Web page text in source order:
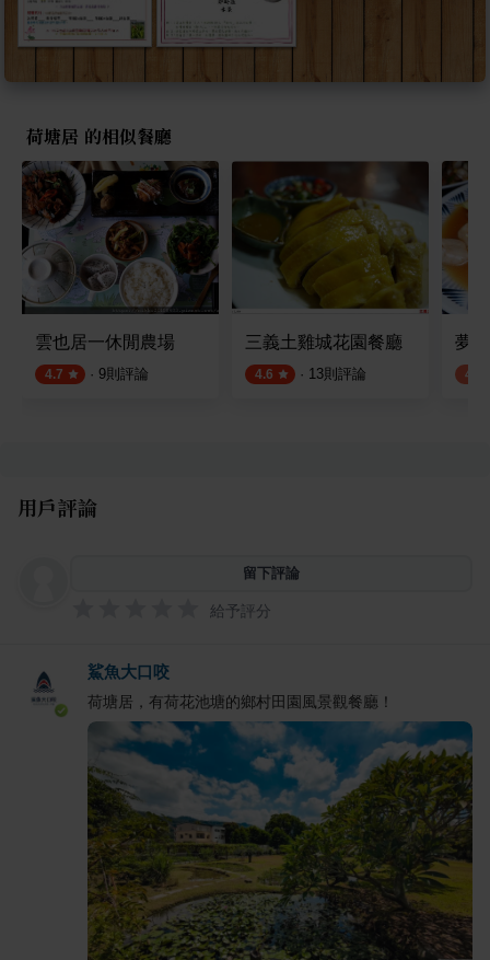
荷塘居 的相似餐廳
雲也居一休閒農場
4.7 · 9則評論
三義土雞城花園餐廳
4.6 · 13則評論
夢
4.2
用戶評論
留下評論
給予評分
鯊魚大口咬
荷塘居，有荷花池塘的鄉村田園風景觀餐廳！